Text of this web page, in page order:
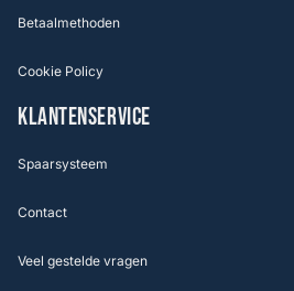
Betaalmethoden
Cookie Policy
KLANTENSERVICE
Spaarsysteem
Contact
Veel gestelde vragen